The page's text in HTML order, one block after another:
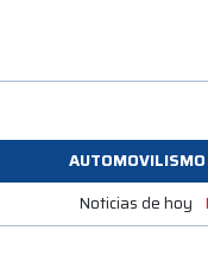
AUTOMOVILISMO
Noticias de hoy